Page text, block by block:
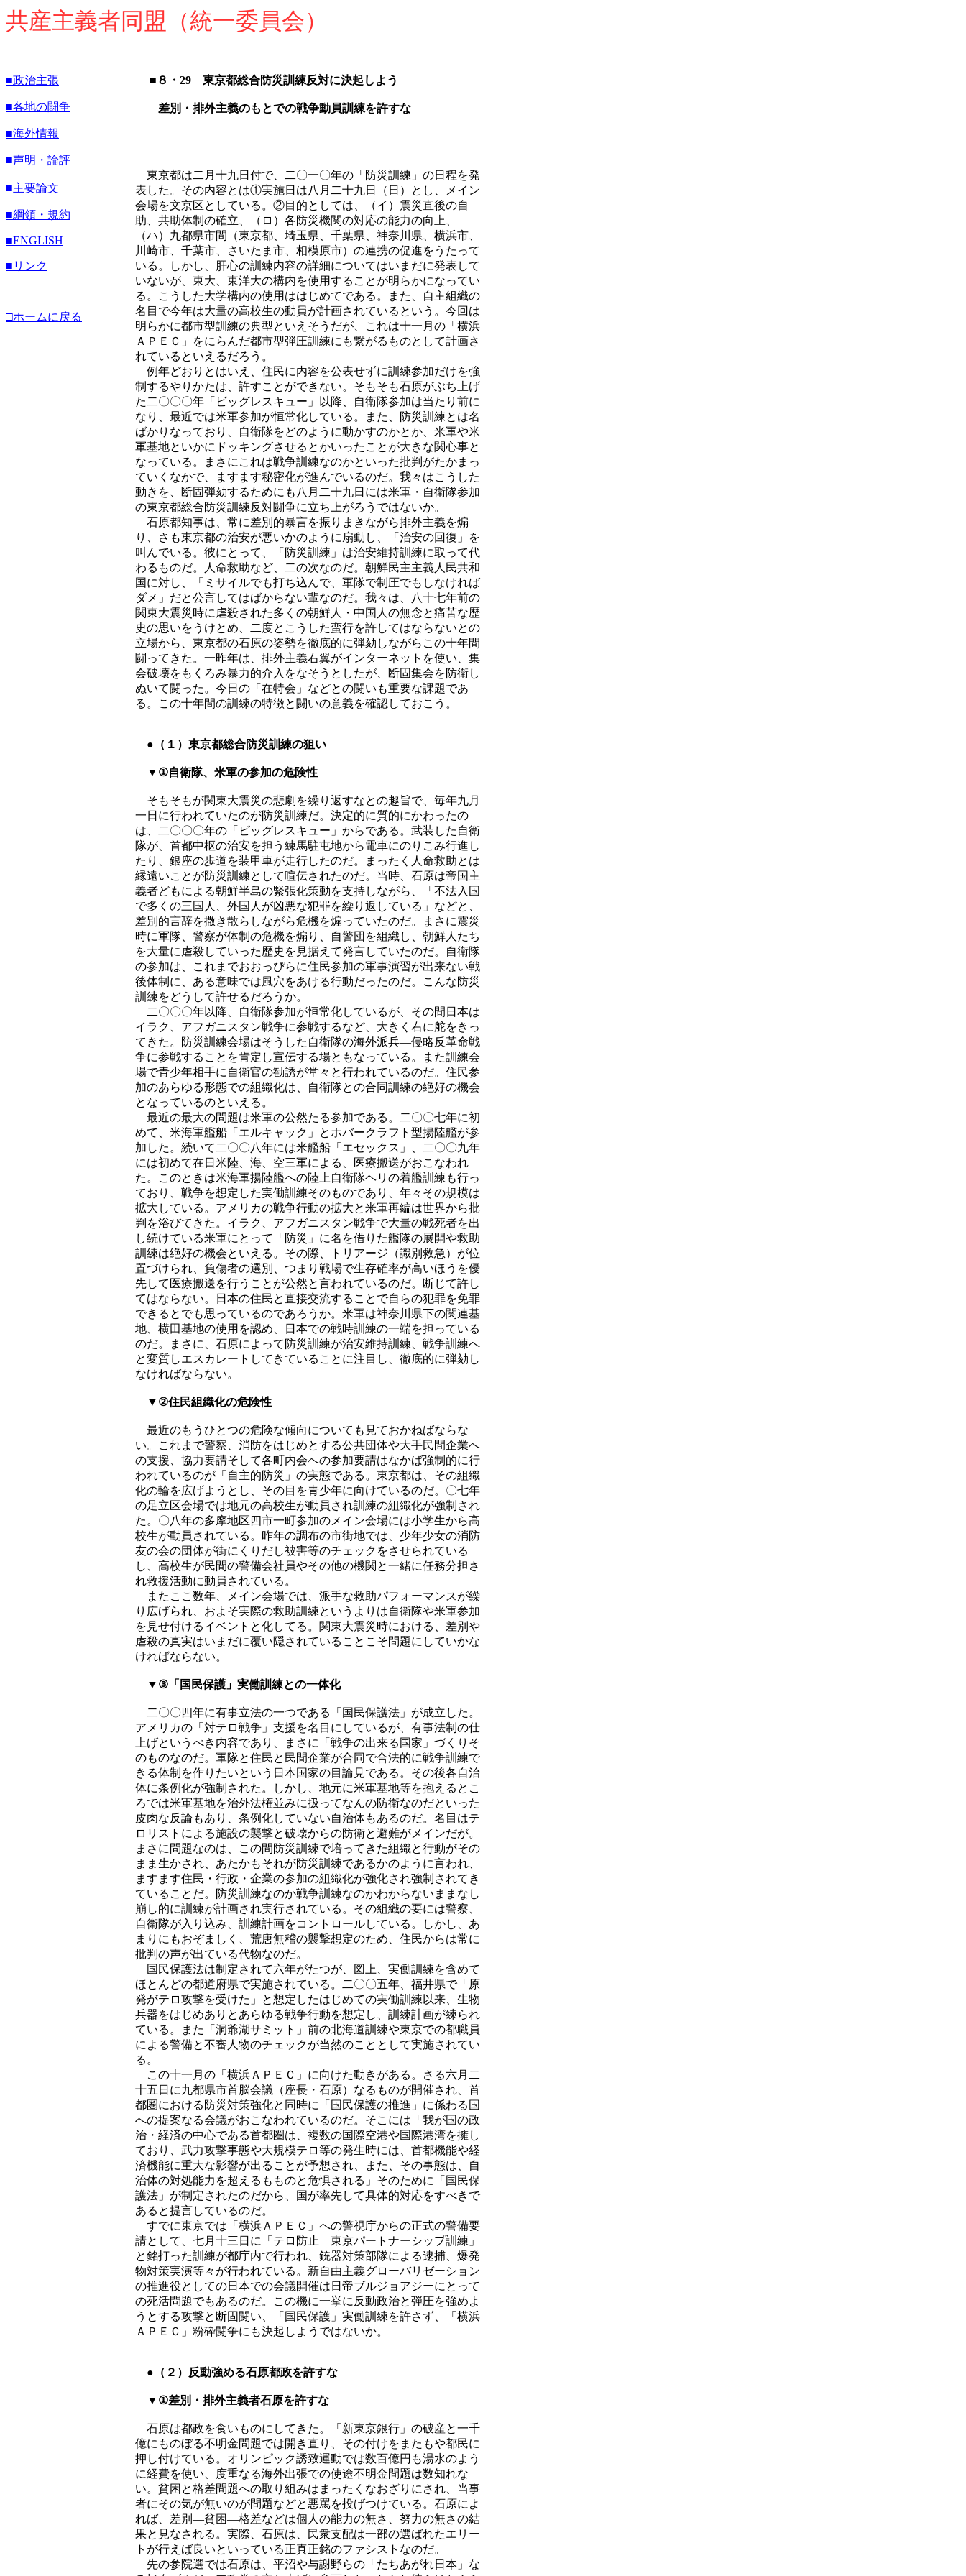
共産主義者同盟（統一委員会）
■政治主張
■各地の闘争
■海外情報
■声明・論評
■主要論文
■綱領・規約
■ENGLISH
■リンク
□ホームに戻る
■８・29 東京都総合防災訓練反対に決起しよう
差別・排外主義のもとでの戦争動員訓練を許すな
東京都は二月十九日付で、二〇一〇年の「防災訓練」の日程を発
表した。その内容とは①実施日は八月二十九日（日）とし、メイン
会場を文京区としている。②目的としては、（イ）震災直後の自
助、共助体制の確立、（ロ）各防災機関の対応の能力の向上、
（ハ）九都県市間（東京都、埼玉県、千葉県、神奈川県、横浜市、
川崎市、千葉市、さいたま市、相模原市）の連携の促進をうたって
いる。しかし、肝心の訓練内容の詳細についてはいまだに発表して
いないが、東大、東洋大の構内を使用することが明らかになってい
る。こうした大学構内の使用ははじめてである。また、自主組織の
名目で今年は大量の高校生の動員が計画されているという。今回は
明らかに都市型訓練の典型といえそうだが、これは十一月の「横浜
ＡＰＥＣ」をにらんだ都市型弾圧訓練にも繋がるものとして計画さ
れているといえるだろう。
例年どおりとはいえ、住民に内容を公表せずに訓練参加だけを強
制するやりかたは、許すことができない。そもそも石原がぶち上げ
た二〇〇〇年「ビッグレスキュー」以降、自衛隊参加は当たり前に
なり、最近では米軍参加が恒常化している。また、防災訓練とは名
ばかりなっており、自衛隊をどのように動かすのかとか、米軍や米
軍基地といかにドッキングさせるとかいったことが大きな関心事と
なっている。まさにこれは戦争訓練なのかといった批判がたかまっ
ていくなかで、ますます秘密化が進んでいるのだ。我々はこうした
動きを、断固弾劾するためにも八月二十九日には米軍・自衛隊参加
の東京都総合防災訓練反対闘争に立ち上がろうではないか。
石原都知事は、常に差別的暴言を振りまきながら排外主義を煽
り、さも東京都の治安が悪いかのように扇動し、「治安の回復」を
叫んでいる。彼にとって、「防災訓練」は治安維持訓練に取って代
わるものだ。人命救助など、二の次なのだ。朝鮮民主主義人民共和
国に対し、「ミサイルでも打ち込んで、軍隊で制圧でもしなければ
ダメ」だと公言してはばからない輩なのだ。我々は、八十七年前の
関東大震災時に虐殺された多くの朝鮮人・中国人の無念と痛苦な歴
史の思いをうけとめ、二度とこうした蛮行を許してはならないとの
立場から、東京都の石原の姿勢を徹底的に弾劾しながらこの十年間
闘ってきた。一昨年は、排外主義右翼がインターネットを使い、集
会破壊をもくろみ暴力的介入をなそうとしたが、断固集会を防衛し
ぬいて闘った。今日の「在特会」などとの闘いも重要な課題であ
る。この十年間の訓練の特徴と闘いの意義を確認しておこう。
●（１）東京都総合防災訓練の狙い
▼①自衛隊、米軍の参加の危険性
そもそもが関東大震災の悲劇を繰り返すなとの趣旨で、毎年九月
一日に行われていたのが防災訓練だ。決定的に質的にかわったの
は、二〇〇〇年の「ビッグレスキュー」からである。武装した自衛
隊が、首都中枢の治安を担う練馬駐屯地から電車にのりこみ行進し
たり、銀座の歩道を装甲車が走行したのだ。まったく人命救助とは
縁遠いことが防災訓練として喧伝されたのだ。当時、石原は帝国主
義者どもによる朝鮮半島の緊張化策動を支持しながら、「不法入国
で多くの三国人、外国人が凶悪な犯罪を繰り返している」などと、
差別的言辞を撒き散らしながら危機を煽っていたのだ。まさに震災
時に軍隊、警察が体制の危機を煽り、自警団を組織し、朝鮮人たち
を大量に虐殺していった歴史を見据えて発言していたのだ。自衛隊
の参加は、これまでおおっぴらに住民参加の軍事演習が出来ない戦
後体制に、ある意味では風穴をあける行動だったのだ。こんな防災
訓練をどうして許せるだろうか。
二〇〇〇年以降、自衛隊参加が恒常化しているが、その間日本は
イラク、アフガニスタン戦争に参戦するなど、大きく右に舵をきっ
てきた。防災訓練会場はそうした自衛隊の海外派兵―侵略反革命戦
争に参戦することを肯定し宣伝する場ともなっている。また訓練会
場で青少年相手に自衛官の勧誘が堂々と行われているのだ。住民参
加のあらゆる形態での組織化は、自衛隊との合同訓練の絶好の機会
となっているのといえる。
最近の最大の問題は米軍の公然たる参加である。二〇〇七年に初
めて、米海軍艦船「エルキャック」とホバークラフト型揚陸艦が参
加した。続いて二〇〇八年には米艦船「エセックス」、二〇〇九年
には初めて在日米陸、海、空三軍による、医療搬送がおこなわれ
た。このときは米海軍揚陸艦への陸上自衛隊ヘリの着艦訓練も行っ
ており、戦争を想定した実働訓練そのものであり、年々その規模は
拡大している。アメリカの戦争行動の拡大と米軍再編は世界から批
判を浴びてきた。イラク、アフガニスタン戦争で大量の戦死者を出
し続けている米軍にとって「防災」に名を借りた艦隊の展開や救助
訓練は絶好の機会といえる。その際、トリアージ（識別救急）が位
置づけられ、負傷者の選別、つまり戦場で生存確率が高いほうを優
先して医療搬送を行うことが公然と言われているのだ。断じて許し
てはならない。日本の住民と直接交流することで自らの犯罪を免罪
できるとでも思っているのであろうか。米軍は神奈川県下の関連基
地、横田基地の使用を認め、日本での戦時訓練の一端を担っている
のだ。まさに、石原によって防災訓練が治安維持訓練、戦争訓練へ
と変質しエスカレートしてきていることに注目し、徹底的に弾劾し
なければならない。
▼②住民組織化の危険性
最近のもうひとつの危険な傾向についても見ておかねばならな
い。これまで警察、消防をはじめとする公共団体や大手民間企業へ
の支援、協力要請そして各町内会への参加要請はなかば強制的に行
われているのが「自主的防災」の実態である。東京都は、その組織
化の輪を広げようとし、その目を青少年に向けているのだ。〇七年
の足立区会場では地元の高校生が動員され訓練の組織化が強制され
た。〇八年の多摩地区四市一町参加のメイン会場には小学生から高
校生が動員されている。昨年の調布の市街地では、少年少女の消防
友の会の団体が街にくりだし被害等のチェックをさせられている
し、高校生が民間の警備会社員やその他の機関と一緒に任務分担さ
れ救援活動に動員されている。
またここ数年、メイン会場では、派手な救助パフォーマンスが繰
り広げられ、およそ実際の救助訓練というよりは自衛隊や米軍参加
を見せ付けるイベントと化してる。関東大震災時における、差別や
虐殺の真実はいまだに覆い隠されていることこそ問題にしていかな
ければならない。
▼③「国民保護」実働訓練との一体化
二〇〇四年に有事立法の一つである「国民保護法」が成立した。
アメリカの「対テロ戦争」支援を名目にしているが、有事法制の仕
上げというべき内容であり、まさに「戦争の出来る国家」づくりそ
のものなのだ。軍隊と住民と民間企業が合同で合法的に戦争訓練で
きる体制を作りたいという日本国家の目論見である。その後各自治
体に条例化が強制された。しかし、地元に米軍基地等を抱えるとこ
ろでは米軍基地を治外法権並みに扱ってなんの防衛なのだといった
皮肉な反論もあり、条例化していない自治体もあるのだ。名目はテ
ロリストによる施設の襲撃と破壊からの防衛と避難がメインだが。
まさに問題なのは、この間防災訓練で培ってきた組織と行動がその
まま生かされ、あたかもそれが防災訓練であるかのように言われ、
ますます住民・行政・企業の参加の組織化が強化され強制されてき
ていることだ。防災訓練なのか戦争訓練なのかわからないままなし
崩し的に訓練が計画され実行されている。その組織の要には警察、
自衛隊が入り込み、訓練計画をコントロールしている。しかし、あ
まりにもおぞましく、荒唐無稽の襲撃想定のため、住民からは常に
批判の声が出ている代物なのだ。
国民保護法は制定されて六年がたつが、図上、実働訓練を含めて
ほとんどの都道府県で実施されている。二〇〇五年、福井県で「原
発がテロ攻撃を受けた」と想定したはじめての実働訓練以来、生物
兵器をはじめありとあらゆる戦争行動を想定し、訓練計画が練られ
ている。また「洞爺湖サミット」前の北海道訓練や東京での都職員
による警備と不審人物のチェックが当然のこととして実施されてい
る。
この十一月の「横浜ＡＰＥＣ」に向けた動きがある。さる六月二
十五日に九都県市首脳会議（座長・石原）なるものが開催され、首
都圏における防災対策強化と同時に「国民保護の推進」に係わる国
への提案なる会議がおこなわれているのだ。そこには「我が国の政
治・経済の中心である首都圏は、複数の国際空港や国際港湾を擁し
ており、武力攻撃事態や大規模テロ等の発生時には、首都機能や経
済機能に重大な影響が出ることが予想され、また、その事態は、自
治体の対処能力を超えるもものと危惧される」そのために「国民保
護法」が制定されたのだから、国が率先して具体的対応をすべきで
あると提言しているのだ。
すでに東京では「横浜ＡＰＥＣ」への警視庁からの正式の警備要
請として、七月十三日に「テロ防止 東京パートナーシップ訓練」
と銘打った訓練が都庁内で行われ、銃器対策部隊による逮捕、爆発
物対策実演等々が行われている。新自由主義グローバリゼーション
の推進役としての日本での会議開催は日帝ブルジョアジーにとって
の死活問題でもあるのだ。この機に一挙に反動政治と弾圧を強めよ
うとする攻撃と断固闘い、「国民保護」実働訓練を許さず、「横浜
ＡＰＥＣ」粉砕闘争にも決起しようではないか。
●（２）反動強める石原都政を許すな
▼①差別・排外主義者石原を許すな
石原は都政を食いものにしてきた。「新東京銀行」の破産と一千
億にものぼる不明金問題では開き直り、その付けをまたもや都民に
押し付けている。オリンピック誘致運動では数百億円も湯水のよう
に経費を使い、度重なる海外出張での使途不明金問題は数知れな
い。貧困と格差問題への取り組みはまったくなおざりにされ、当事
者にその気が無いのが問題などと悪罵を投げつけている。石原によ
れば、差別―貧困―格差などは個人の能力の無さ、努力の無さの結
果と見なされる。実際、石原は、民衆支配は一部の選ばれたエリー
トが行えば良いといっている正真正銘のファシストなのだ。
先の参院選では石原は、平沼や与謝野らの「たちあがれ日本」な